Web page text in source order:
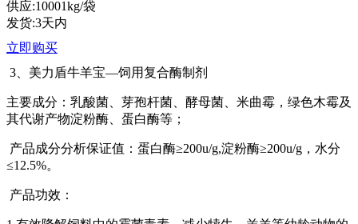
供应:10001kg/袋
发货:3天内
立即购买
3、美力盾牛羊宝—饲用复合酶制剂
主要成分：乳酸菌、芽孢杆菌、酵母菌、米曲霉，绿色木霉及
其代谢产物淀粉酶、蛋白酶等；
产品成分分析保证值：蛋白酶≥200u/g,淀粉酶≥200u/g，水分
≤12.5%。
产品功效：